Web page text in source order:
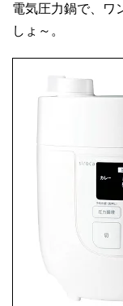
電気圧力鍋で、ワ
しょ～。